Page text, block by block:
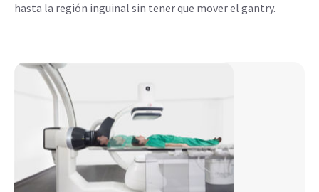
hasta la región inguinal sin tener que mover el gantry.